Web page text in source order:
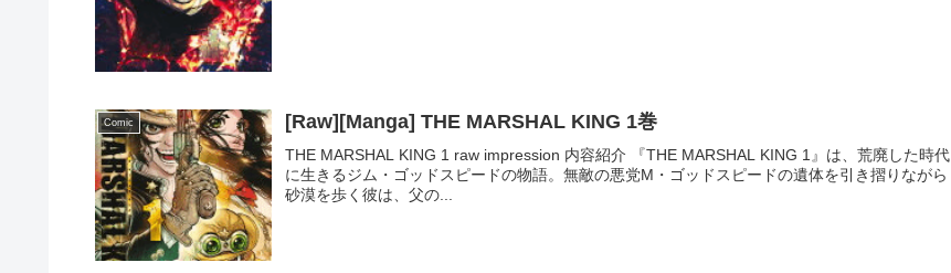
Comic [Raw][Manga] THE MARSHAL KING 1巻
THE MARSHAL KING 1 raw impression 内容紹介 『THE MARSHAL KING 1』は、荒廃した時代
に生きるジム・ゴッドスピードの物語。無敵の悪党M・ゴッドスピードの遺体を引き摺りながら
砂漠を歩く彼は、父の...